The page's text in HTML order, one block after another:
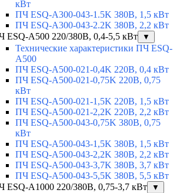
кВт
ПЧ ESQ-A300-043-1.5K 380В, 1,5 кВт
ПЧ ESQ-A300-043-2.2K 380В, 2,2 кВт
ESQ-A500 220/380В, 0,4-5,5 кВт
▼
Технические характеристики ПЧ ESQ-
A500
ПЧ ESQ-A500-021-0,4K 220В, 0,4 кВт
ПЧ ESQ-A500-021-0,75K 220В, 0,75
кВт
ПЧ ESQ-A500-021-1,5K 220В, 1,5 кВт
ПЧ ESQ-A500-021-2,2K 220В, 2,2 кВт
ПЧ ESQ-A500-043-0,75K 380В, 0,75
кВт
ПЧ ESQ-A500-043-1,5K 380В, 1,5 кВт
ПЧ ESQ-A500-043-2,2K 380В, 2,2 кВт
ПЧ ESQ-A500-043-3,7K 380В, 3,7 кВт
ПЧ ESQ-A500-043-5,5K 380В, 5,5 кВт
ESQ-A1000 220/380В, 0,75-3,7 кВт
▼